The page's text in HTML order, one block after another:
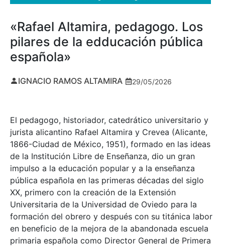
«Rafael Altamira, pedagogo. Los
pilares de la edducación pública
española»
IGNACIO RAMOS ALTAMIRA 29/05/2026
El pedagogo, historiador, catedrático universitario y
jurista alicantino Rafael Altamira y Crevea (Alicante,
1866-Ciudad de México, 1951), formado en las ideas
de la Institución Libre de Enseñanza, dio un gran
impulso a la educación popular y a la enseñanza
pública española en las primeras décadas del siglo
XX, primero con la creación de la Extensión
Universitaria de la Universidad de Oviedo para la
formación del obrero y después con su titánica labor
en beneficio de la mejora de la abandonada escuela
primaria española como Director General de Primera